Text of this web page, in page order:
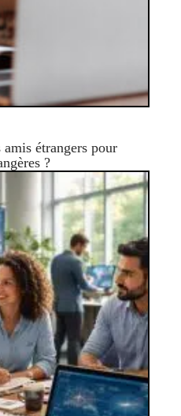
étrangers pour
?